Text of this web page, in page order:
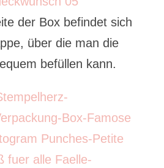
der Box befindet sich
über die man die
befüllen kann.